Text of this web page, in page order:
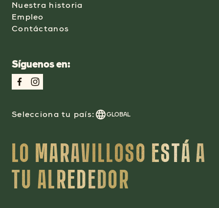
Nuestra historia
Empleo
Contáctanos
Síguenos en:
Selecciona tu país: GLOBAL
LO MARAVILLOSO ESTÁ A
TU ALREDEDOR